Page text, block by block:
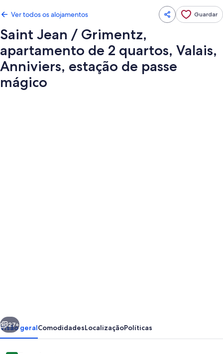
Ver todos os alojamentos Guardar
Saint Jean / Grimentz,
apartamento de 2 quartos, Valais,
Anniviers, estação de passe
mágico
apartamento
de
Seguinte
27+
Visão geralComodidadesLocalizaçãoPolíticas